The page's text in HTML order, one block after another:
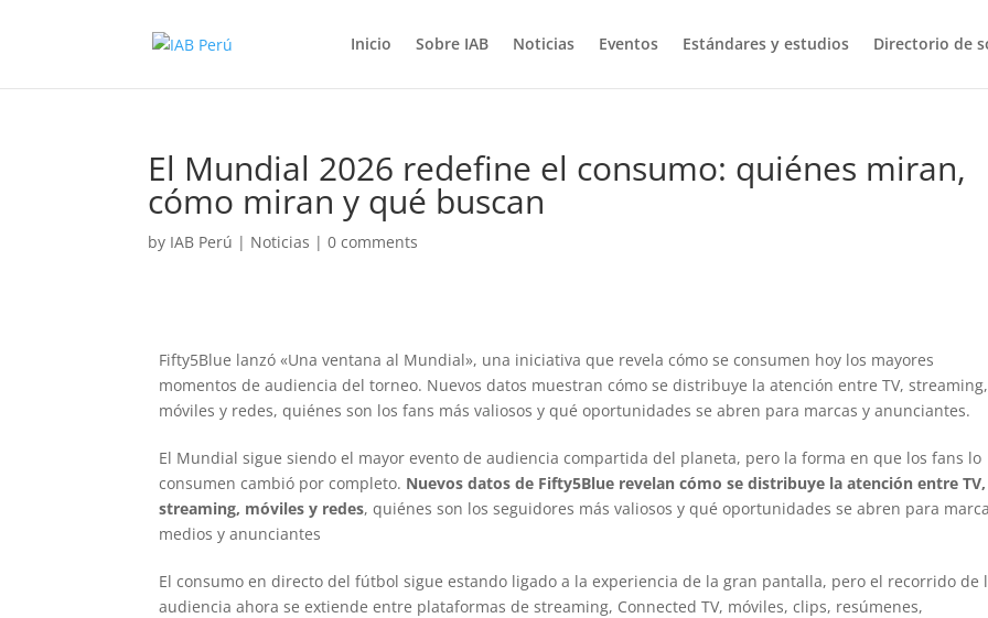
Inicio Sobre IAB Noticias Eventos Estándares y estudios Directorio de
El Mundial 2026 redefine el consumo: quiénes miran,
cómo miran y qué buscan
by IAB Perú | Noticias |0 comments
Fifty5Blue lanzó «Una ventana al Mundial», una iniciativa que revela cómo se consumen hoy los mayores
momentos de audiencia del torneo. Nuevos datos muestran cómo se distribuye la atención entre TV, streaming,
móviles y redes, quiénes son los fans más valiosos y qué oportunidades se abren para marcas y anunciantes.
El Mundial sigue siendo el mayor evento de audiencia compartida del planeta, pero la forma en que los fans lo
consumen cambió por completo. Nuevos datos de Fifty5Blue revelan cómo se distribuye la atención entre TV,
streaming, móviles y redes, quiénes son los seguidores más valiosos y qué oportunidades se abren para
medios y anunciantes
El consumo en directo del fútbol sigue estando ligado a la experiencia de la gran pantalla, pero el recorrido de
audiencia ahora se extiende entre plataformas de streaming, Connected TV, móviles, clips, resúmenes,